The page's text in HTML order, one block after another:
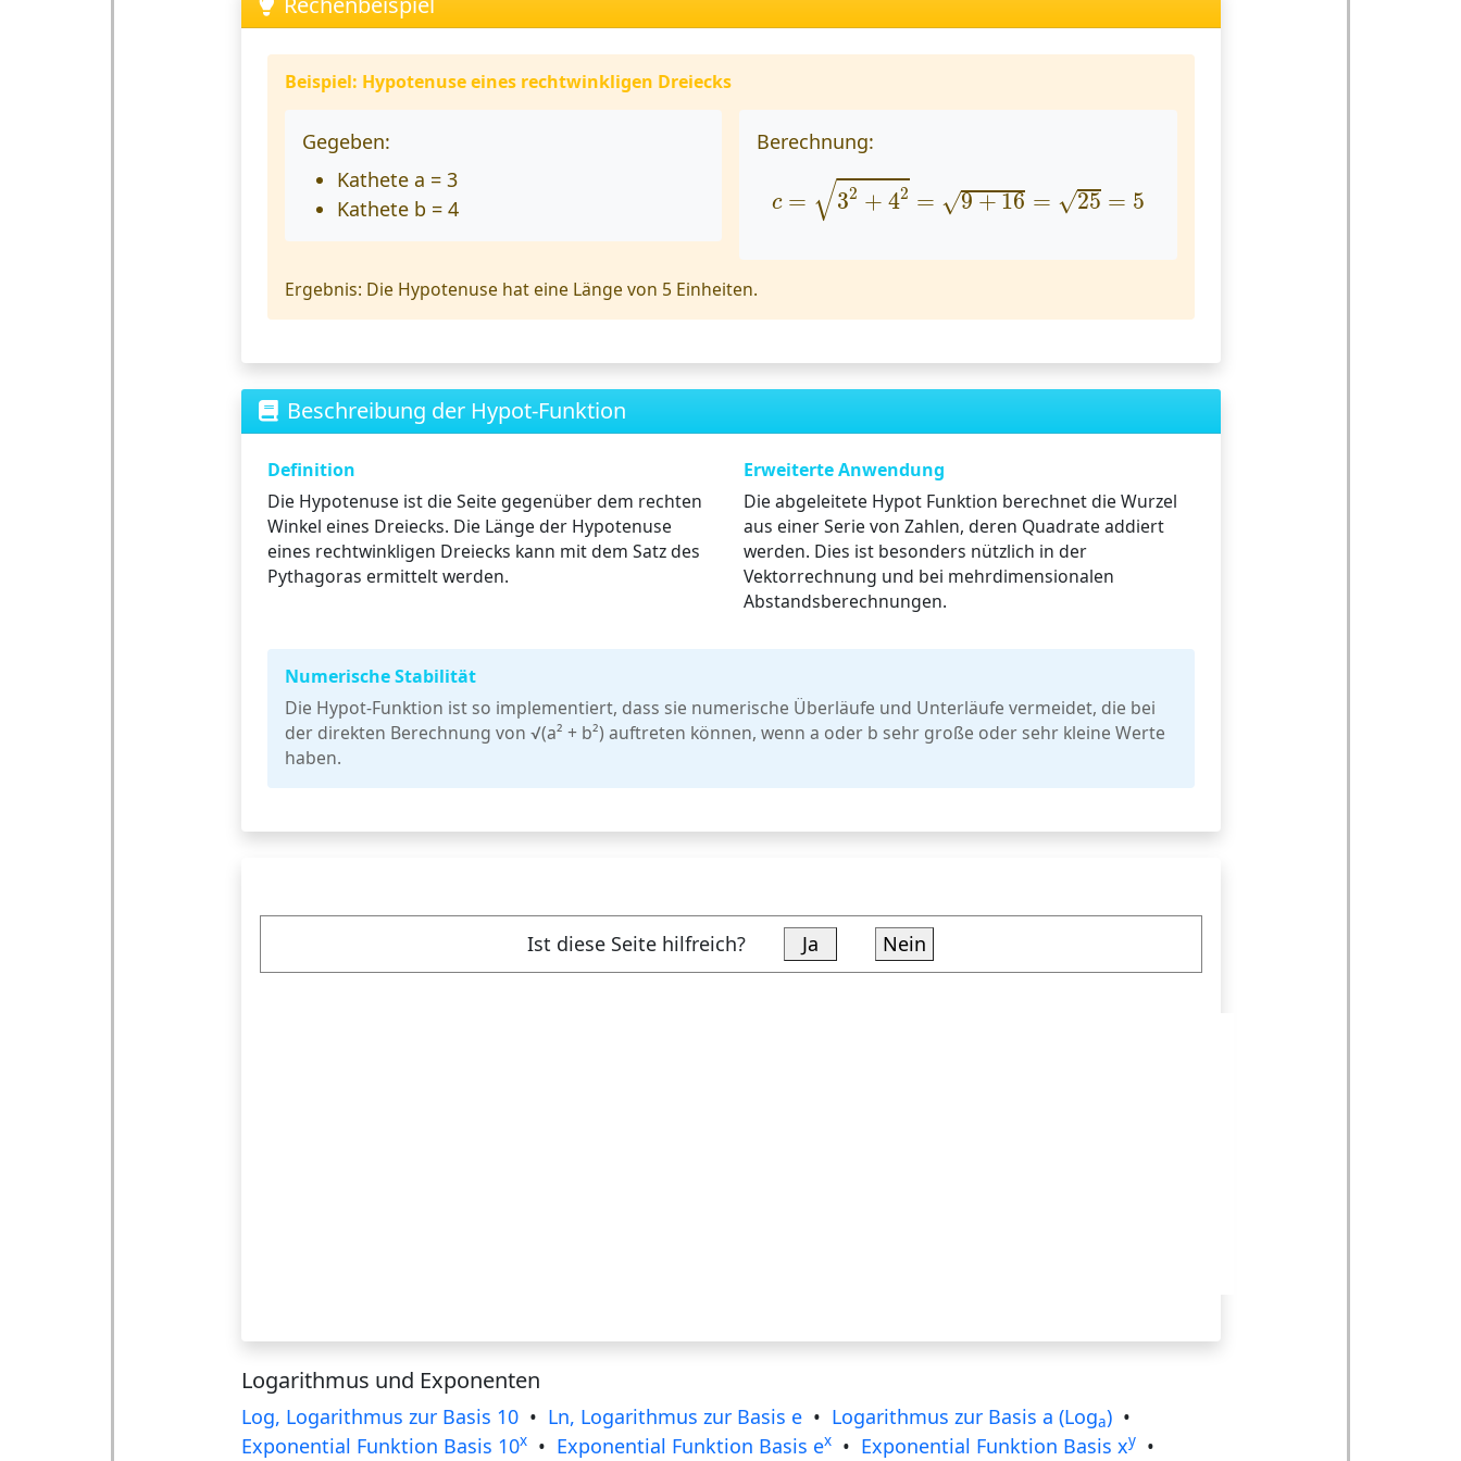
Beispiel: Hypotenuse eines rechtwinkligen Dreiecks
Gegeben:
Kathete a = 3
Kathete b = 4
Berechnung:
c = √32 + 42 = √9+16 = √25 = 5
c=32+
Ergebnis: Die Hypotenuse hat eine Länge von 5 Einheiten.
Beschreibung der Hypot-Funktion
Definition
Die Hypotenuse ist die Seite gegenüber dem rechten
Winkel eines Dreiecks. Die Länge der Hypotenuse
eines rechtwinkligen Dreiecks kann mit dem Satz des
Pythagoras ermittelt werden.
Erweiterte Anwendung
Die abgeleitete Hypot Funktion berechnet die Wurzel
aus einer Serie von Zahlen, deren Quadrate addiert
werden. Dies ist besonders nützlich in der
Vektorrechnung und bei mehrdimensionalen
Abstandsberechnungen.
Numerische Stabilität
Die Hypot-Funktion ist so implementiert, dass sie numerische Überläufe und Unterläufe vermeidet, die bei
der direkten Berechnung von √(a² + b²) auftreten können, wenn a oder b sehr große oder sehr kleine Werte
haben.
Ist diese Seite hilfreich? Ja Nein
Logarithmus und Exponenten
Log, Logarithmus zur Basis 10• Ln, Logarithmus zur Basis e• Logarithmus zur Basis a (Loga)•
Exponential Funktion Basis 10x• Exponential Funktion Basis ex• Exponential Funktion Basis xy•